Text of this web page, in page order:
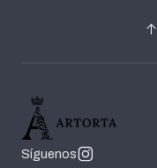
Síguenos